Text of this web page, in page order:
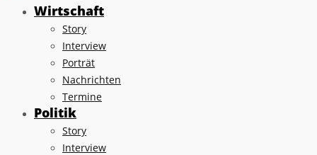
Wirtschaft
Story
Interview
Porträt
Nachrichten
Termine
Politik
Story
Interview